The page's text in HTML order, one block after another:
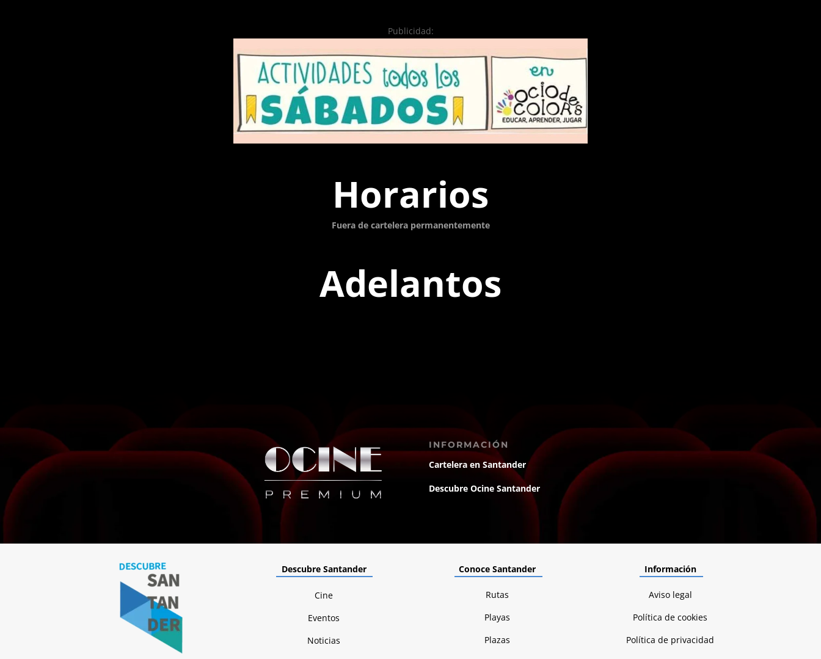
Publicidad:
Horarios
Fuera de cartelera permanentemente
Adelantos
INFORMACIÓN
Cartelera en Santander
Descubre Ocine Santander
Descubre Santander
Cine
Eventos
Noticias
Conoce Santander
Rutas
Playas
Plazas
Información
Aviso legal
Política de cookies
Política de privacidad